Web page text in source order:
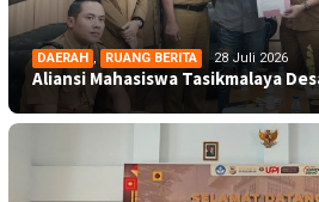
DAERAH , RUANG BERITA 28 Juli 2026
Aliansi Mahasiswa Tasikmalaya